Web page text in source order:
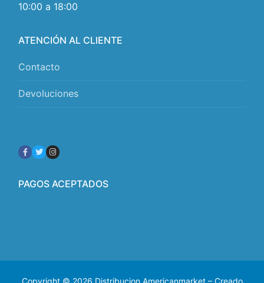
10:00 a 18:00
ATENCIÓN AL CLIENTE
Contacto
Devoluciones
PAGOS ACEPTADOS